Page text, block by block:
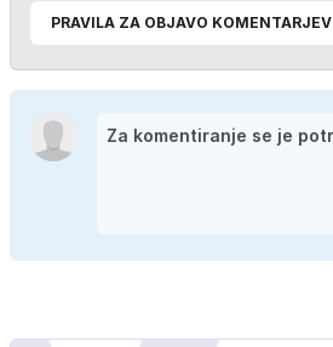
PRAVILA ZA OBJAVO KOMENTARJEV